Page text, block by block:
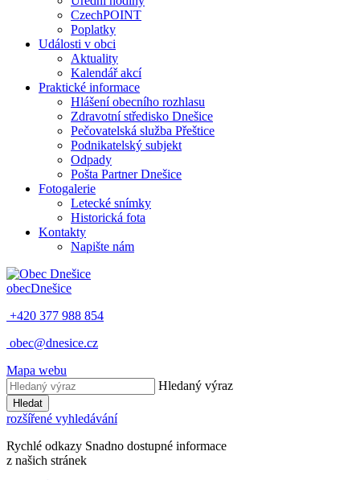
CzechPOINT
Poplatky
Události v obci
Aktuality
Kalendář akcí
Praktické informace
Hlášení obecního rozhlasu
Zdravotní středisko Dnešice
Pečovatelská služba Přeštice
Podnikatelský subjekt
Odpady
Pošta Partner Dnešice
Fotogalerie
Letecké snímky
Historická fota
Kontakty
Napište nám
obecDnešice
+420 377 988 854
obec@dnesice.cz
Mapa webu
Hledaný výraz
Hledat
rozšířené vyhledávání
Rychlé odkazy Snadno dostupné informace
z našich stránek